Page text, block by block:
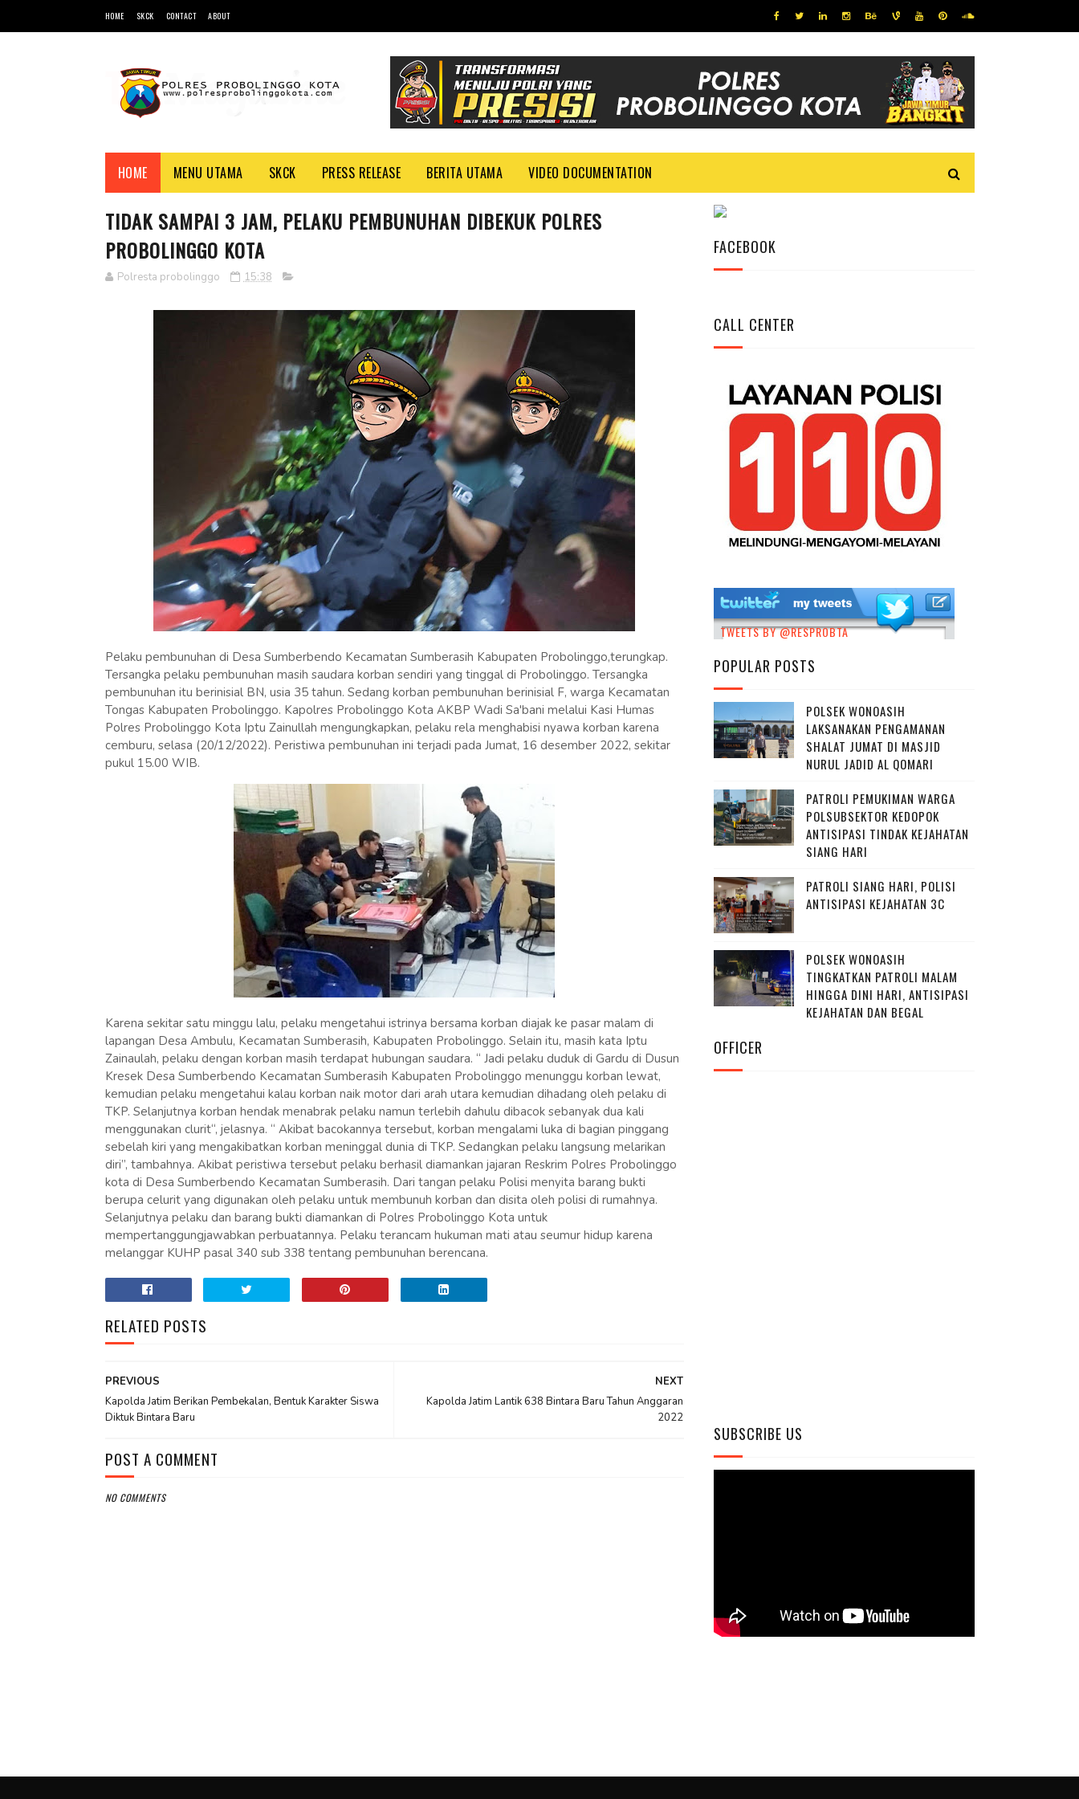
HOME SKCK CONTACT ABOUT
HOME MENU UTAMA SKCK PRESS RELEASE BERITA UTAMA VIDEO DOCUMENTATION
TIDAK SAMPAI 3 JAM, PELAKU PEMBUNUHAN DIBEKUK POLRES
PROBOLINGGO KOTA
Polresta probolinggo 15:38
Pelaku pembunuhan di Desa Sumberbendo Kecamatan Sumberasih Kabupaten Probolinggo,terungkap.
Tersangka pelaku pembunuhan masih saudara korban sendiri yang tinggal di Probolinggo. Tersangka
pembunuhan itu berinisial BN, usia 35 tahun. Sedang korban pembunuhan berinisial F, warga Kecamatan
Tongas Kabupaten Probolinggo. Kapolres Probolinggo Kota AKBP Wadi Sa'bani melalui Kasi Humas
Polres Probolinggo Kota Iptu Zainullah mengungkapkan, pelaku rela menghabisi nyawa korban karena
cemburu, selasa (20/12/2022). Peristiwa pembunuhan ini terjadi pada Jumat, 16 desember 2022, sekitar
pukul 15.00 WIB.
Karena sekitar satu minggu lalu, pelaku mengetahui istrinya bersama korban diajak ke pasar malam di
lapangan Desa Ambulu, Kecamatan Sumberasih, Kabupaten Probolinggo. Selain itu, masih kata Iptu
Zainaulah, pelaku dengan korban masih terdapat hubungan saudara. “ Jadi pelaku duduk di Gardu di Dusun
Kresek Desa Sumberbendo Kecamatan Sumberasih Kabupaten Probolinggo menunggu korban lewat,
kemudian pelaku mengetahui kalau korban naik motor dari arah utara kemudian dihadang oleh pelaku di
TKP. Selanjutnya korban hendak menabrak pelaku namun terlebih dahulu dibacok sebanyak dua kali
menggunakan clurit“, jelasnya. “ Akibat bacokannya tersebut, korban mengalami luka di bagian pinggang
sebelah kiri yang mengakibatkan korban meninggal dunia di TKP. Sedangkan pelaku langsung melarikan
diri”, tambahnya. Akibat peristiwa tersebut pelaku berhasil diamankan jajaran Reskrim Polres Probolinggo
kota di Desa Sumberbendo Kecamatan Sumberasih. Dari tangan pelaku Polisi menyita barang bukti
berupa celurit yang digunakan oleh pelaku untuk membunuh korban dan disita oleh polisi di rumahnya.
Selanjutnya pelaku dan barang bukti diamankan di Polres Probolinggo Kota untuk
mempertanggungjawabkan perbuatannya. Pelaku terancam hukuman mati atau seumur hidup karena
melanggar KUHP pasal 340 sub 338 tentang pembunuhan berencana.
RELATED POSTS
NEXT
Kapolda Jatim Lantik 638 Bintara Baru Tahun Anggaran
2022
PREVIOUS
Kapolda Jatim Berikan Pembekalan, Bentuk Karakter Siswa
Diktuk Bintara Baru
POST A COMMENT
NO COMMENTS
FACEBOOK
CALL CENTER
TWEETS BY @RESPROBTA
POPULAR POSTS
POLSEK WONOASIH
LAKSANAKAN PENGAMANAN
SHALAT JUMAT DI MASJID
NURUL JADID AL QOMARI
PATROLI PEMUKIMAN WARGA
POLSUBSEKTOR KEDOPOK
ANTISIPASI TINDAK KEJAHATAN
SIANG HARI
PATROLI SIANG HARI, POLISI
ANTISIPASI KEJAHATAN 3C
POLSEK WONOASIH
TINGKATKAN PATROLI MALAM
HINGGA DINI HARI, ANTISIPASI
KEJAHATAN DAN BEGAL
OFFICER
SUBSCRIBE US